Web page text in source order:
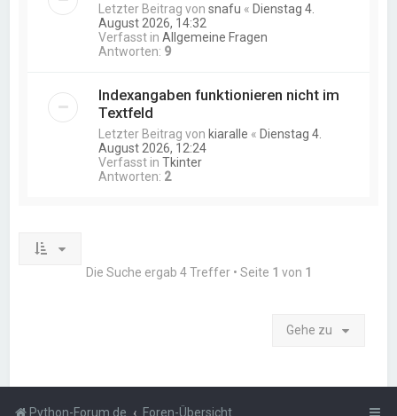
Letzter Beitrag vonsnafu « Dienstag 4.
August 2026, 14:32
Verfasst inAllgemeine Fragen
Antworten: 9
Indexangaben funktionieren nicht im
Textfeld
Letzter Beitrag von kiaralle « Dienstag 4.
August 2026, 12:24
Verfasst inTkinter
Antworten: 2
Die Suche ergab 4 Treffer • Seite 1 von 1
Gehe zu
Python-Forum.de Foren-Übersicht